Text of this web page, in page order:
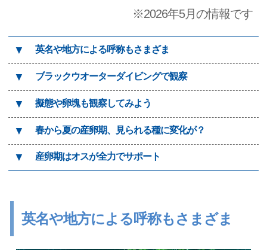
※2026年5月の情報です
▼ 英名や地方による呼称もさまざま
▼ ブラックウオーターダイビングで観察
▼ 擬態や卵塊も観察してみよう
▼ 春から夏の産卵期、見られる種に変化が？
▼ 産卵期はオスが全力でサポート
英名や地方による呼称もさまざま